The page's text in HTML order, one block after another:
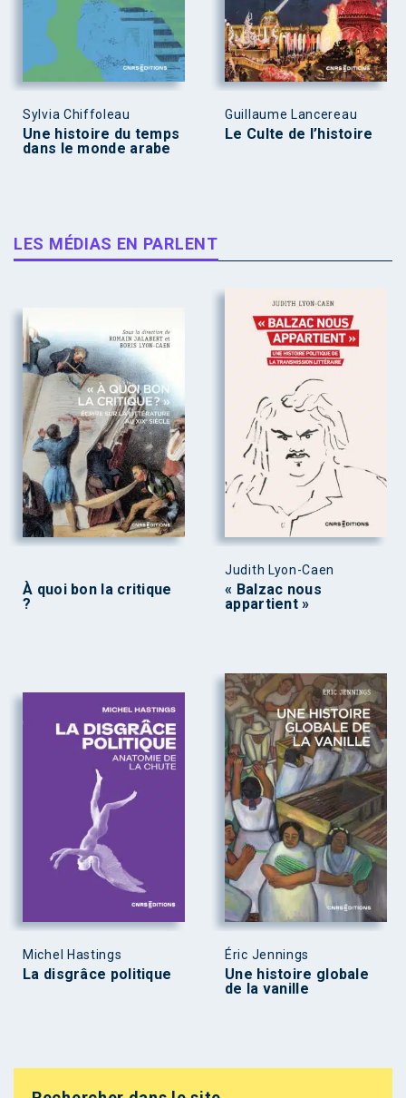
Sylvia Chiffoleau
Une histoire du temps
dans le monde arabe
Guillaume Lancereau
Le Culte de l’histoire
LES MÉDIAS EN PARLENT
À quoi bon la critique
?
Judith Lyon-Caen
« Balzac nous
appartient »
Michel Hastings
La disgrâce politique
Éric Jennings
Une histoire globale
de la vanille